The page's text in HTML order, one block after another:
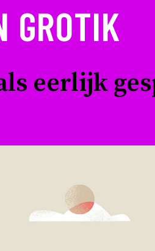
GROTIK
eerlijk